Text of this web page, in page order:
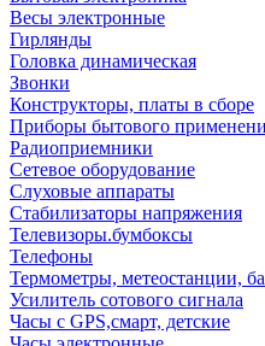
Весы электронные
Гирлянды
Головка динамическая
Звонки
Конструкторы, платы в сборе
Приборы бытового
Радиоприемники
Сетевое оборудование
Слуховые аппараты
Стабилизаторы напряжения
Телевизоры.бумбоксы
Телефоны
Термометры, метеостанции,
Усилитель сотового сигнала
Часы с GPS,смарт, детские